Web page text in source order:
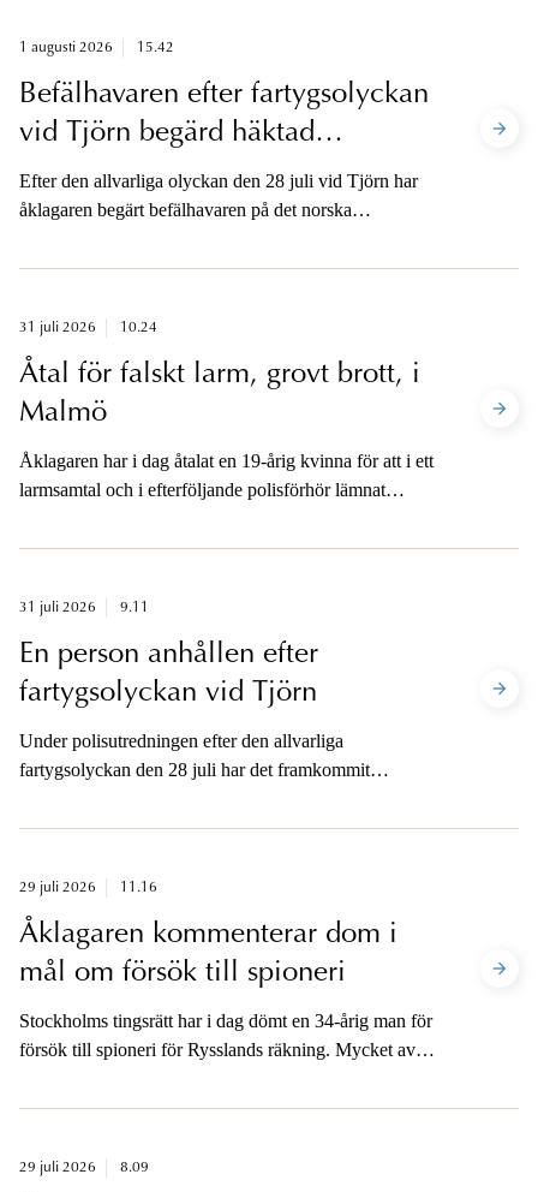
1 augusti 2026 15.42
Befälhavaren efter fartygsolyckan
vid Tjörn begärd häktad
(uppdaterad)
Efter den allvarliga olyckan den 28 juli vid Tjörn har
åklagaren begärt befälhavaren på det norska
31 juli 2026 10.24
Åtal för falskt larm, grovt brott, i
Malmö
Åklagaren har i dag åtalat en 19-årig kvinna för att i ett
larmsamtal och i efterföljande polisförhör lämnat
förföljt henne, slagit henne och försökt att utsätta henne
agerande gjorde att polisen satte in omfattande
31 juli 2026 9.11
En person anhållen efter
fartygsolyckan vid Tjörn
Under polisutredningen efter den allvarliga
fartygsolyckan den 28 juli har det framkommit
handelsfartyget. Misstankarna gäller vårdslöshet i
Kungälvs kommun.
29 juli 2026 11.16
Åklagaren kommenterar dom i
mål om försök till spioneri
Stockholms tingsrätt har i dag dömt en 34-årig man för
försök till spioneri för Rysslands räkning. Mycket av
och de inblandade parterna är belagda med
29 juli 2026 8.09